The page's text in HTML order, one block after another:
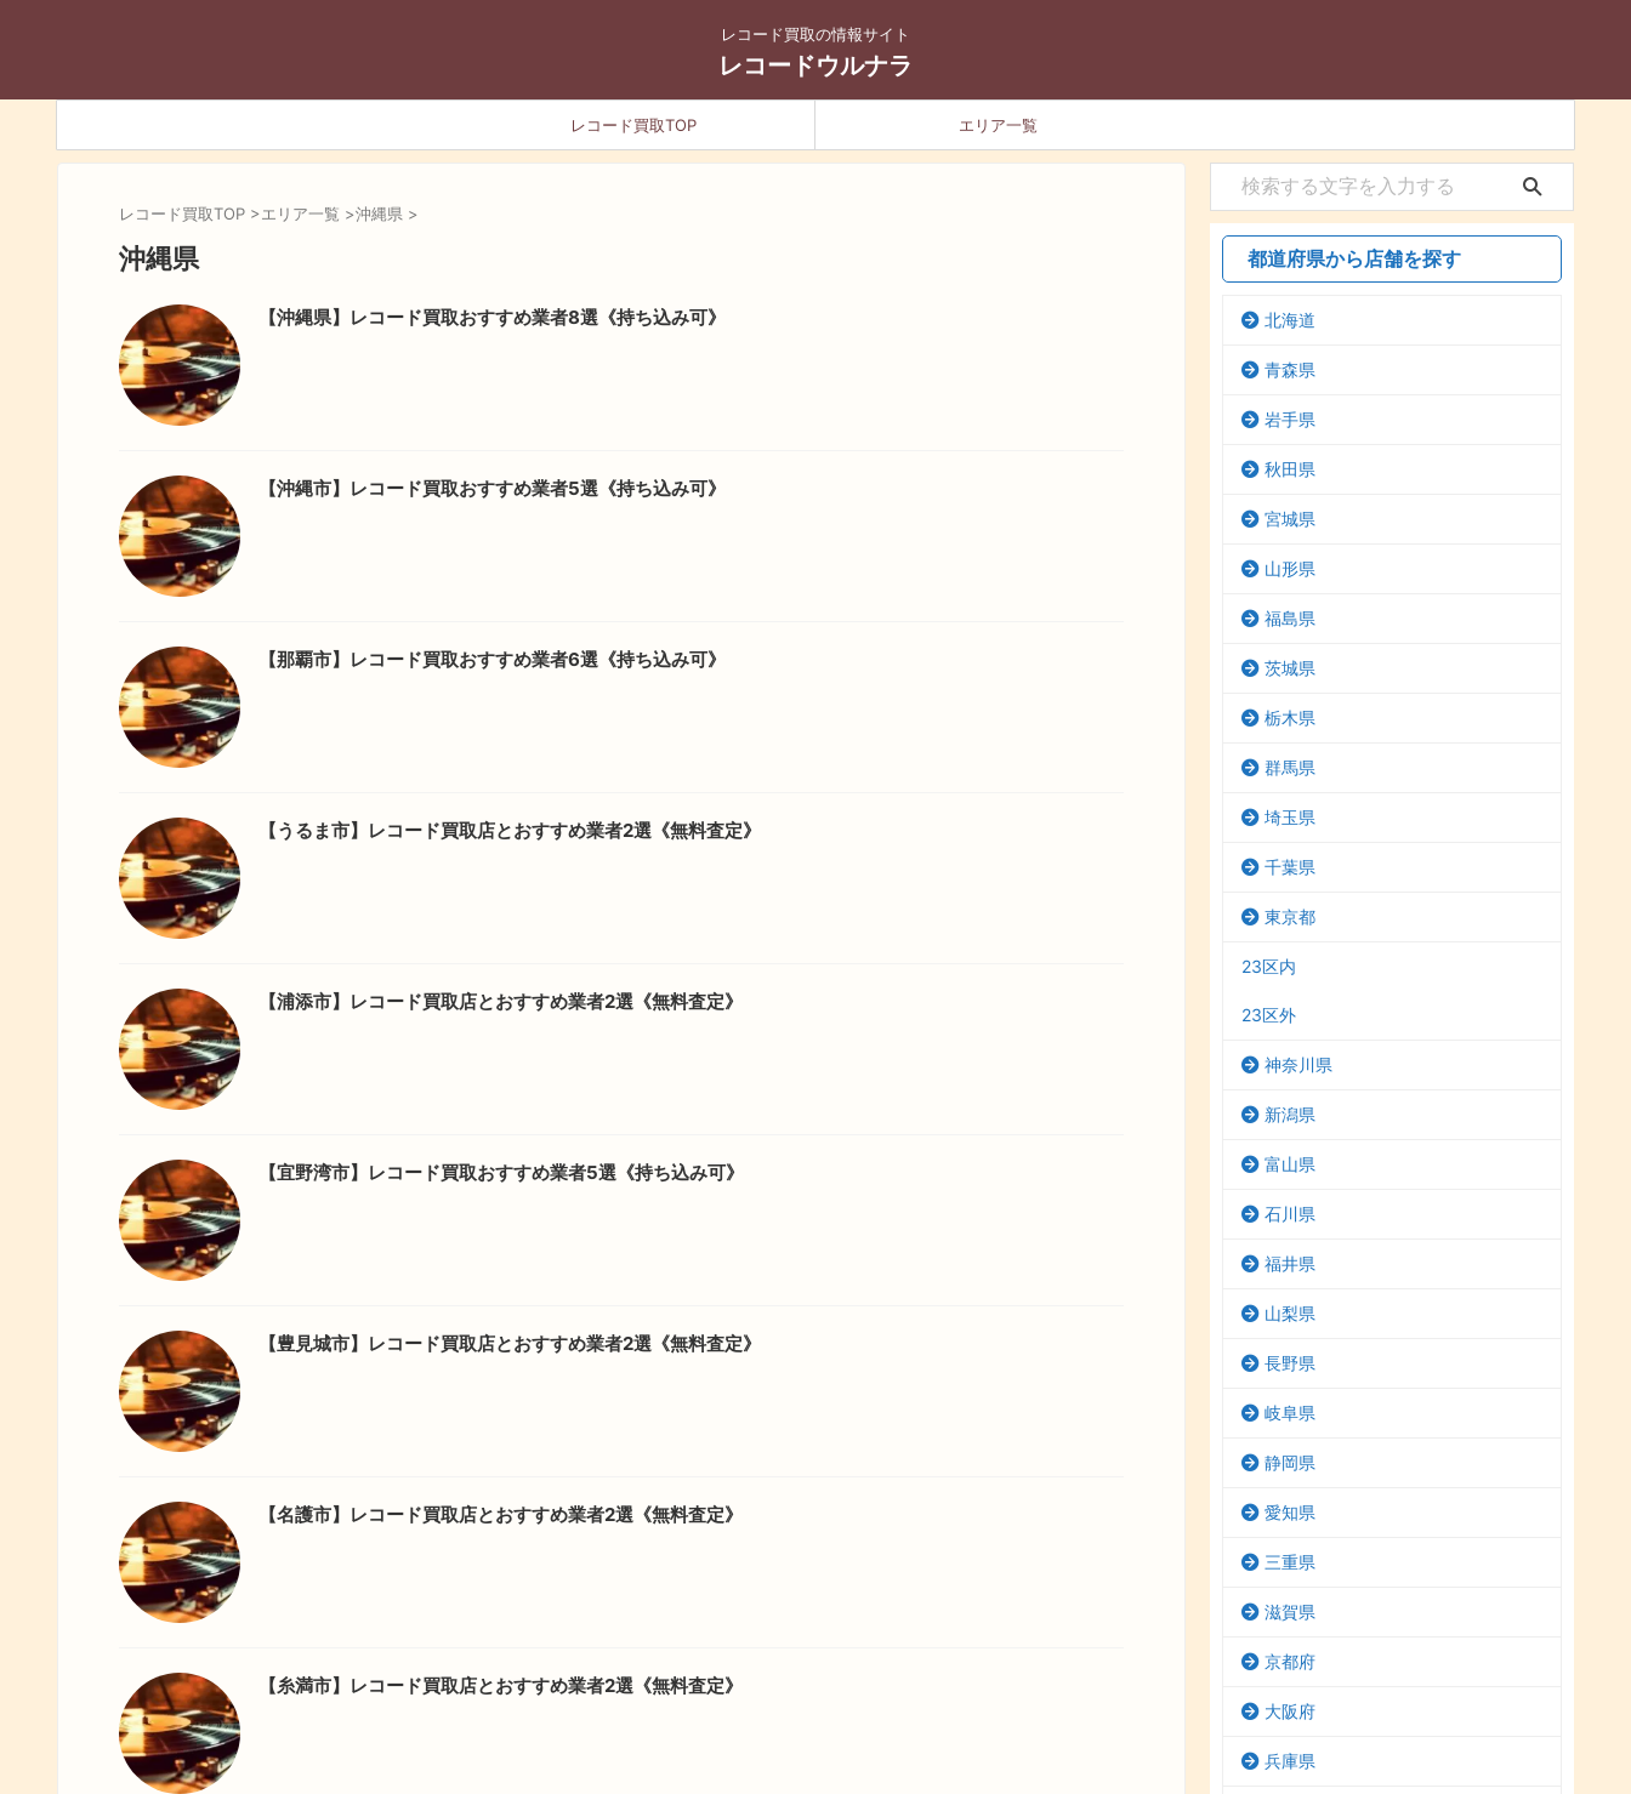
レコード買取の情報サイト
レコードウルナラ
レコード買取TOP エリア一覧
レコード買取TOP >エリア一覧 >沖縄県 >
沖縄県
【沖縄県】レコード買取おすすめ業者8選《持ち込み可》
【沖縄市】レコード買取おすすめ業者5選《持ち込み可》
【那覇市】レコード買取おすすめ業者6選《持ち込み可》
【うるま市】レコード買取店とおすすめ業者2選《無料査定》
【浦添市】レコード買取店とおすすめ業者2選《無料査定》
【宜野湾市】レコード買取おすすめ業者5選《持ち込み可》
【豊見城市】レコード買取店とおすすめ業者2選《無料査定》
【名護市】レコード買取店とおすすめ業者2選《無料査定》
【糸満市】レコード買取店とおすすめ業者2選《無料査定》
都道府県から店舗を探す
北海道
青森県
岩手県
秋田県
宮城県
山形県
福島県
茨城県
栃木県
群馬県
埼玉県
千葉県
東京都
23区内
23区外
神奈川県
新潟県
富山県
石川県
福井県
山梨県
長野県
岐阜県
静岡県
愛知県
三重県
滋賀県
京都府
大阪府
兵庫県